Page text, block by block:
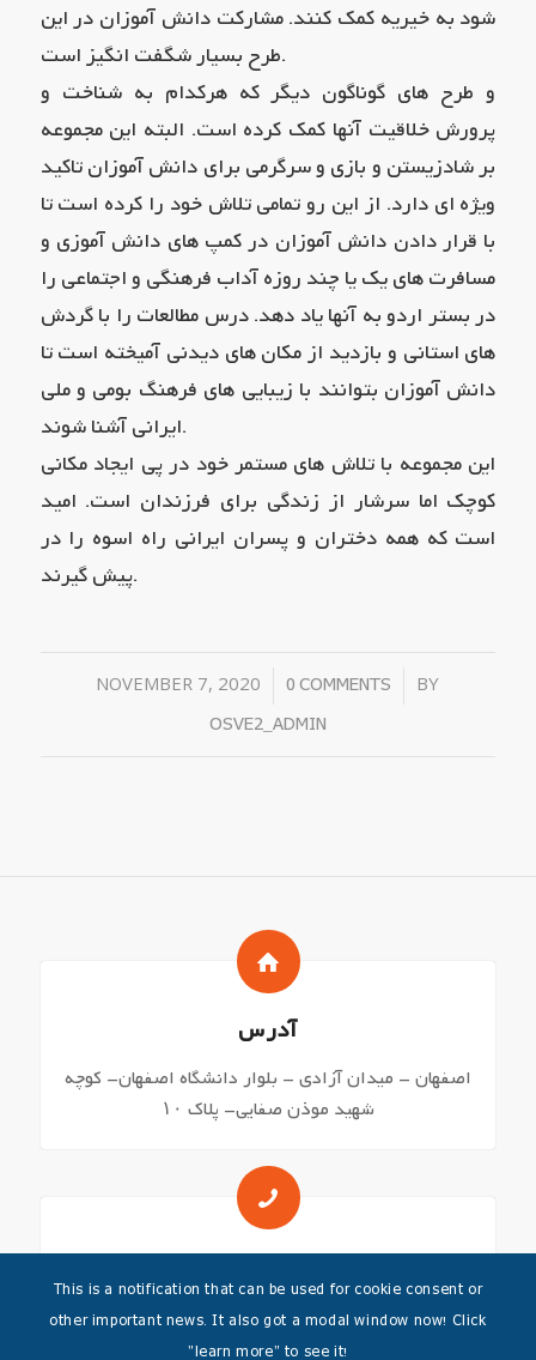
شود به خیریه کمک کنند. مشارکت دانش آموزان در این
طرح بسیار شگفت انگیز است.
و طرح های گوناگون دیگر که هرکدام به شناخت و
پرورش خلاقیت آنها کمک کرده است. البته این مجموعه
بر شادزیستن و بازی و سرگرمی برای دانش آموزان تاکید
ویژه ای دارد. از این رو تمامی تلاش خود را کرده است تا
با قرار دادن دانش آموزان در کمپ های دانش آموزی و
مسافرت های یک یا چند روزه آداب فرهنگی و اجتماعی را
در بستر اردو به آنها یاد دهد. درس مطالعات را با گردش
های استانی و بازدید از مکان های دیدنی آمیخته است تا
دانش آموزان بتوانند با زیبایی های فرهنگ بومی و ملی
ایرانی آشنا شوند.
این مجموعه با تلاش های مستمر خود در پی ایجاد مکانی
کوچک اما سرشار از زندگی برای فرزندان است. امید
است که همه دختران و پسران ایرانی راه اسوه را در
پیش گیرند.
NOVEMBER 7, 2020
/ 0 COMMENTS
/ BY
OSVE2_ADMIN
آدرس
اصفهان – میدان آزادی – بلوار دانشگاه اصفهان- کوچه
شهید موذن صفایی- پلاک ۱۰
03136271644 – 03136249045
This is a notification that can be used for cookie consent or
other important news. It also got a modal window now! Click
"learn more" to see it!